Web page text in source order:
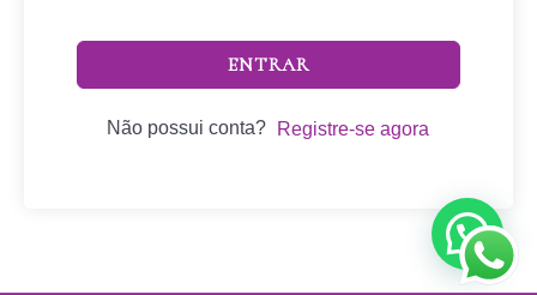
ENTRAR
Não possui conta? Registre-se agora